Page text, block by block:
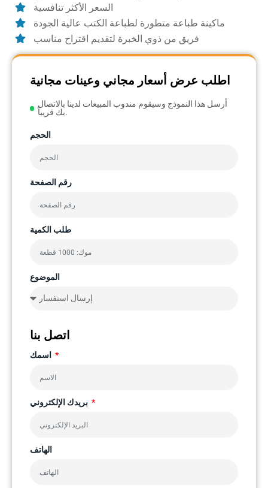
السعر الأكثر تنافسية
ماكينة طباعة متطورة لطباعة الكتب عالية الجودة
فريق من ذوي الخبرة لتقديم اقتراح مناسب
اطلب عرض أسعار مجاني وعينات مجانية
أرسل هذا النموذج وسيقوم مندوب المبيعات لدينا بالاتصال
بك قريباً.
الحجم
رقم الصفحة
طلب الكمية
الموضوع
اتصل بنا
الهاتف